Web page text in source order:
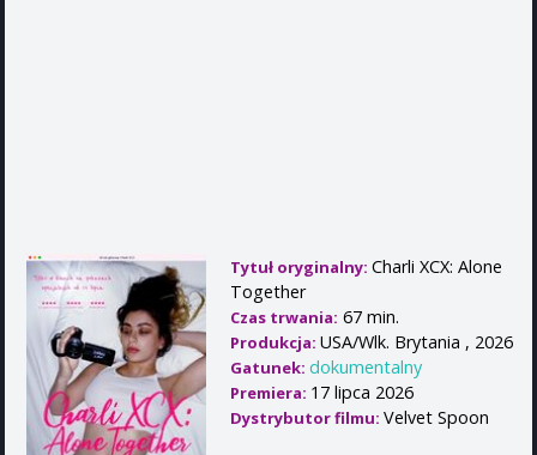
Tytuł oryginalny: Charli XCX: Alone
Together
Czas trwania: 67 min.
Produkcja: USA/Wlk. Brytania , 2026
Gatunek: dokumentalny
Premiera: 17 lipca 2026
Dystrybutor filmu: Velvet Spoon